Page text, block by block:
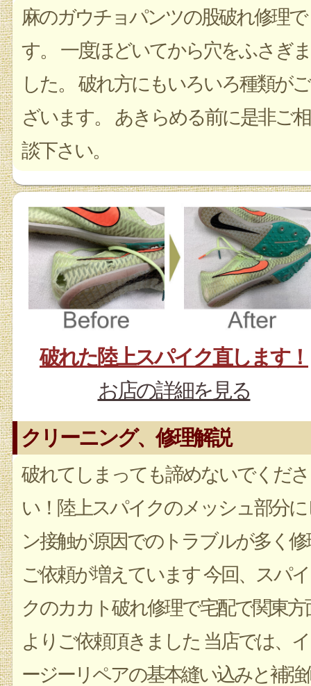
麻のガウチョパンツの股破れ修理で
す。 一度ほどいてから穴をふさぎま
した。 破れ方にもいろいろ種類がご
ざいます。 あきらめる前に是非ご相
談下さい。
破れた陸上スパイク直します！
お店の詳細を見る
クリーニング、修理解説
破れてしまっても諦めないでくださ
い！陸上スパイクのメッシュ部分
ン接触が原因でのトラブルが多く修
ご依頼が増えています 今回、スパイ
クのカカト破れ修理で宅配で関東方
よりご依頼頂きました 当店では、イ
ージーリペアの基本縫い込みと補強